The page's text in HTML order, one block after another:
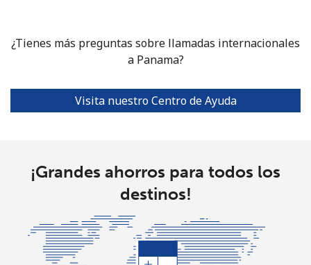
Puerto Rico
country
¿Tienes más preguntas sobre llamadas internacionales
a Panama?
Visita nuestro Centro de Ayuda
¡Grandes ahorros para todos los
destinos!